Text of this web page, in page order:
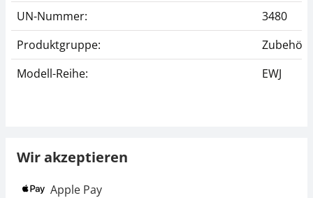
UN-Nummer:
3480
Produktgruppe:
Zubehör
Modell-Reihe:
EWJ
Wir akzeptieren
Apple Pay